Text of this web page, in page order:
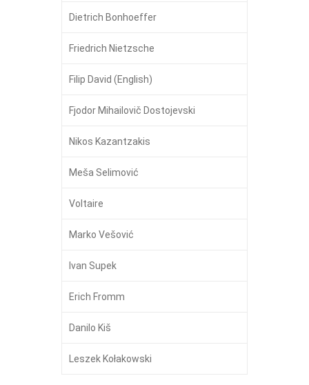
Dietrich Bonhoeffer
Friedrich Nietzsche
Filip David (English)
Fjodor Mihailovič Dostojevski
Nikos Kazantzakis
Meša Selimović
Voltaire
Marko Vešović
Ivan Supek
Erich Fromm
Danilo Kiš
Leszek Kołakowski